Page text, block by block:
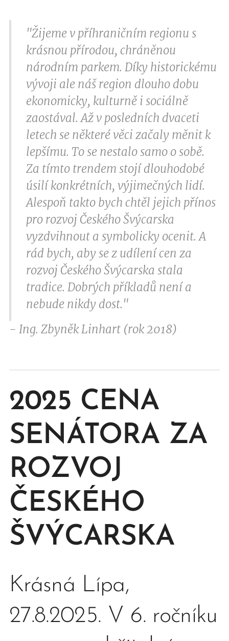
"Žijeme v příhraničním regionu s
krásnou přírodou, chráněnou
národním parkem. Díky historickému
vývoji ale náš region dlouho dobu
ekonomicky, kulturně i sociálně
zaostával. Až v posledních dvaceti
letech se některé věci začaly měnit k
lepšímu. To se nestalo samo o sobě.
Za tímto trendem stojí dlouhodobé
úsilí konkrétních, výjimečných lidí.
Alespoň takto bych chtěl jejich přínos
pro rozvoj Českého Švýcarska
vyzdvihnout a symbolicky ocenit. A
rád bych, aby se z udílení cen za
rozvoj Českého Švýcarska stala
tradice. Dobrých příkladů není a
nebude nikdy dost."
- Ing. Zbyněk Linhart (rok 2018)
2025 CENA
SENÁTORA ZA
ROZVOJ
ČESKÉHO
ŠVÝCARSKA
Krásná Lípa,
27.8.2025. V 6. ročníku